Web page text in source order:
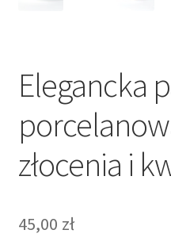
Elegancka
złocenia i
45,00 zł